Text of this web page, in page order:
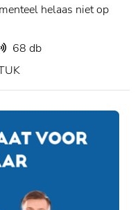
helaas niet op
68 db